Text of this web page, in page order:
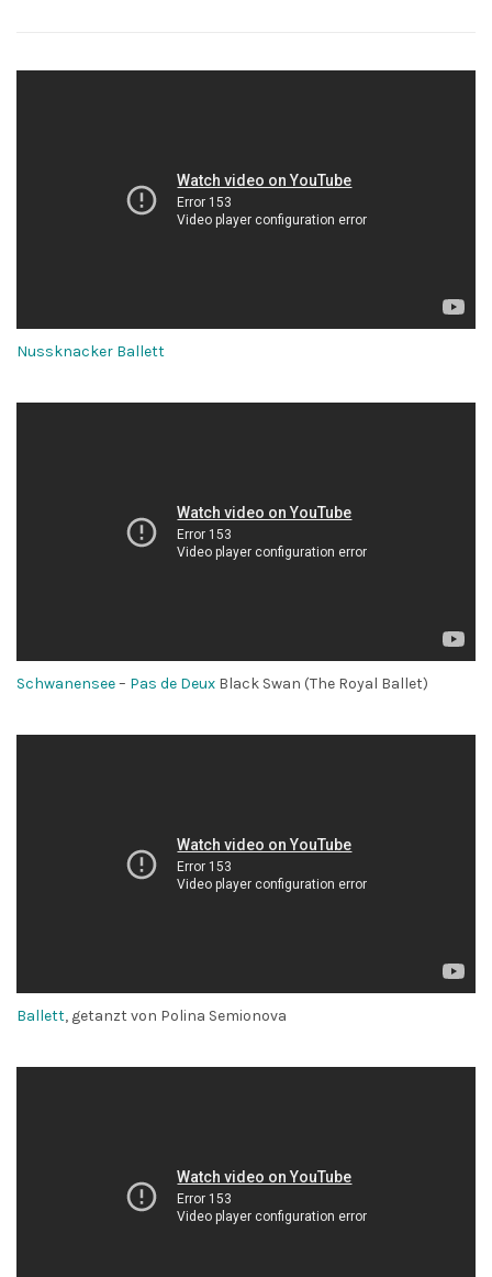
Nussknacker Ballett
Schwanensee– Pas de Deux Black Swan (The Royal Ballet)
Ballett, getanzt von Polina Semionova